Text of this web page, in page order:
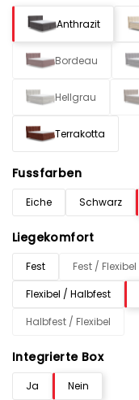
Anthrazit
Bordeau
Hellgrau
Terrakotta
Fussfarben
Eiche Schwarz
Liegekomfort
Fest Fest / Flexibel
Flexibel / Halbfest
Halbfest / Flexibel
Integrierte Box
Ja Nein